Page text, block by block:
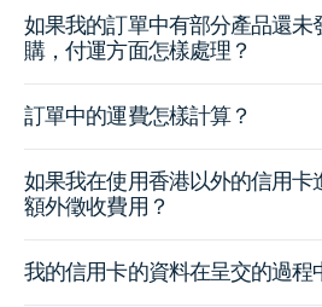
如果我的訂單中有部分產品還未
購，付運方面怎樣處理？
訂單中的運費怎樣計算？
如果我在使用香港以外的信用卡
額外徵收費用？
我的信用卡的資料在呈交的過程